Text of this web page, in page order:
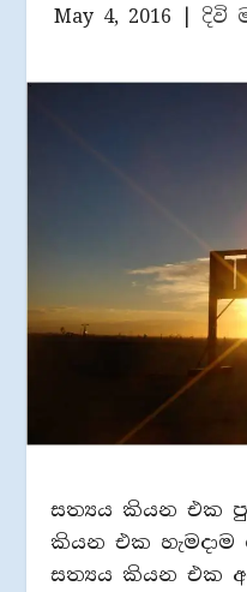
May 4, 2016 දිවි
සත්‍යය කියන එක
කියන එක
සත්‍යය කියන එක